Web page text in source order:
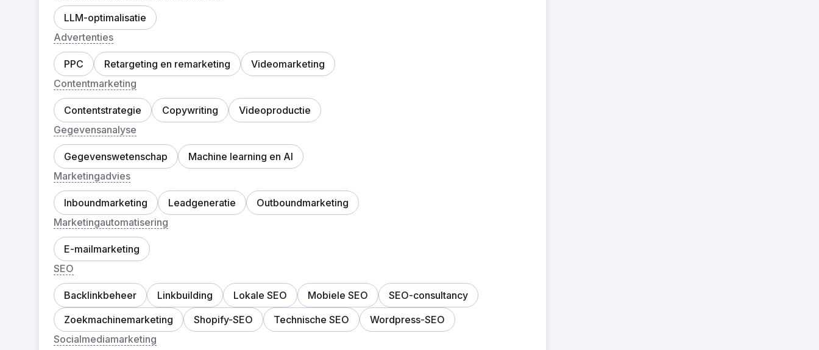
LLM-optimalisatie
Advertenties
PPC Retargeting en remarketing
Videomarketing
Contentmarketing
Contentstrategie Copywriting
Videoproductie
Gegevensanalyse
Gegevenswetenschap
Machine learning en AI
Marketingadvies
Inboundmarketing Leadgeneratie
Outboundmarketing
Marketingautomatisering
E-mailmarketing
SEO
Backlinkbeheer Linkbuilding Lokale SEO Mobiele SEO
SEO-consultancy
Zoekmachinemarketing
Shopify-SEO Technische SEO
Wordpress-SEO
Socialmediamarketing